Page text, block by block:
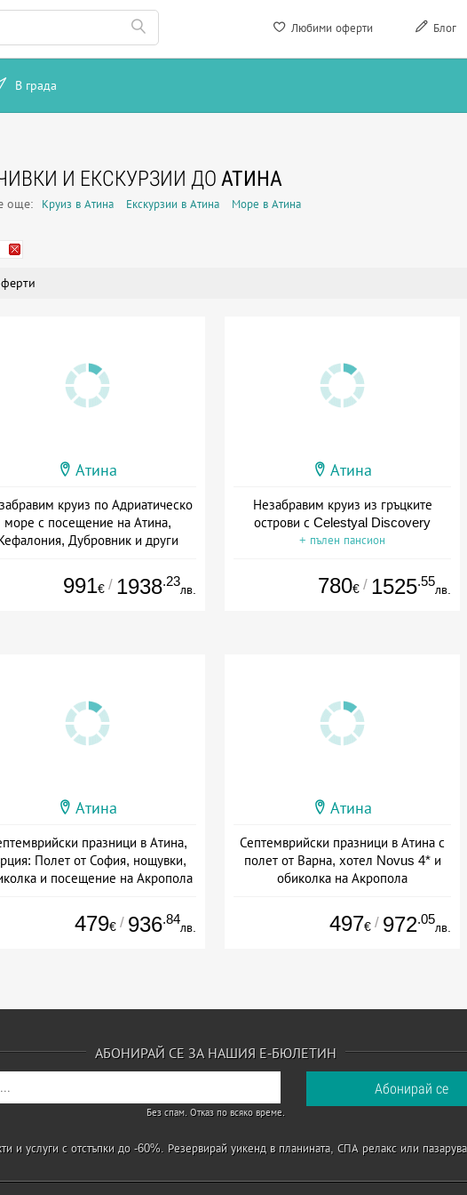
Любими оферти Блог
В града
И ЕКСКУРЗИИ ДО АТИНА
още: Круиз в Атина Екскурзии в Атина Море в Атина
Атина
круиз по Адриатическо
море с посещение на Атина,
Дубровник и други
991€ / 1938.23
лв.
Атина
Незабравим круиз из гръцките
острови с Celestyal Discovery
+ пълен пансион
780€ / 1525.55
лв.
Атина
празници в Атина,
Полет от София, нощувки,
и посещение на Акропола
479€ / 936.84
лв.
Атина
Септемврийски празници в Атина с
полет от Варна, хотел Novus 4* и
обиколка на Акропола
497€ / 972.05
лв.
АБОНИРАЙ СЕ ЗА НАШИЯ Е-БЮЛЕТИН
Без спам. Отказ по всяко време.
и услуги с отстъпки до -60%. Резервирай уикенд в планината, СПА релакс или